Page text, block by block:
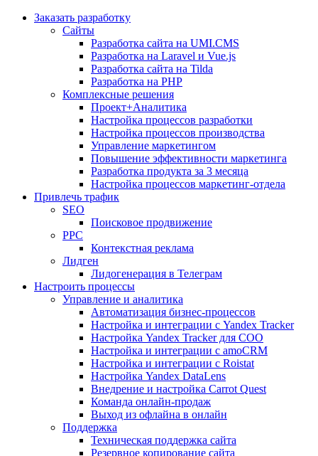
Заказать разработку
Сайты
Разработка сайта на UMI.CMS
Разработка на Laravel и Vue.js
Разработка сайта на Tilda
Разработка на PHP
Комплексные решения
Проект+Аналитика
Настройка процессов разработки
Настройка процессов производства
Управление маркетингом
Повышение эффективности маркетинга
Разработка продукта за 3 месяца
Настройка процессов маркетинг-отдела
Привлечь трафик
SEO
Поисковое продвижение
PPC
Контекстная реклама
Лидген
Лидогенерация в Телеграм
Настроить процессы
Управление и аналитика
Автоматизация бизнес-процессов
Настройка и интеграции с Yandex Tracker
Настройка Yandex Tracker для СОО
Настройка и интеграции с amoCRM
Настройка и интеграции с Roistat
Настройка Yandex DataLens
Внедрение и настройка Carrot Quest
Команда онлайн-продаж
Выход из офлайна в онлайн
Поддержка
Техническая поддержка сайта
Резервное копирование сайта